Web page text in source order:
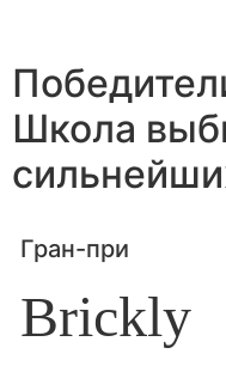
Школа
Гран-при
Brickly